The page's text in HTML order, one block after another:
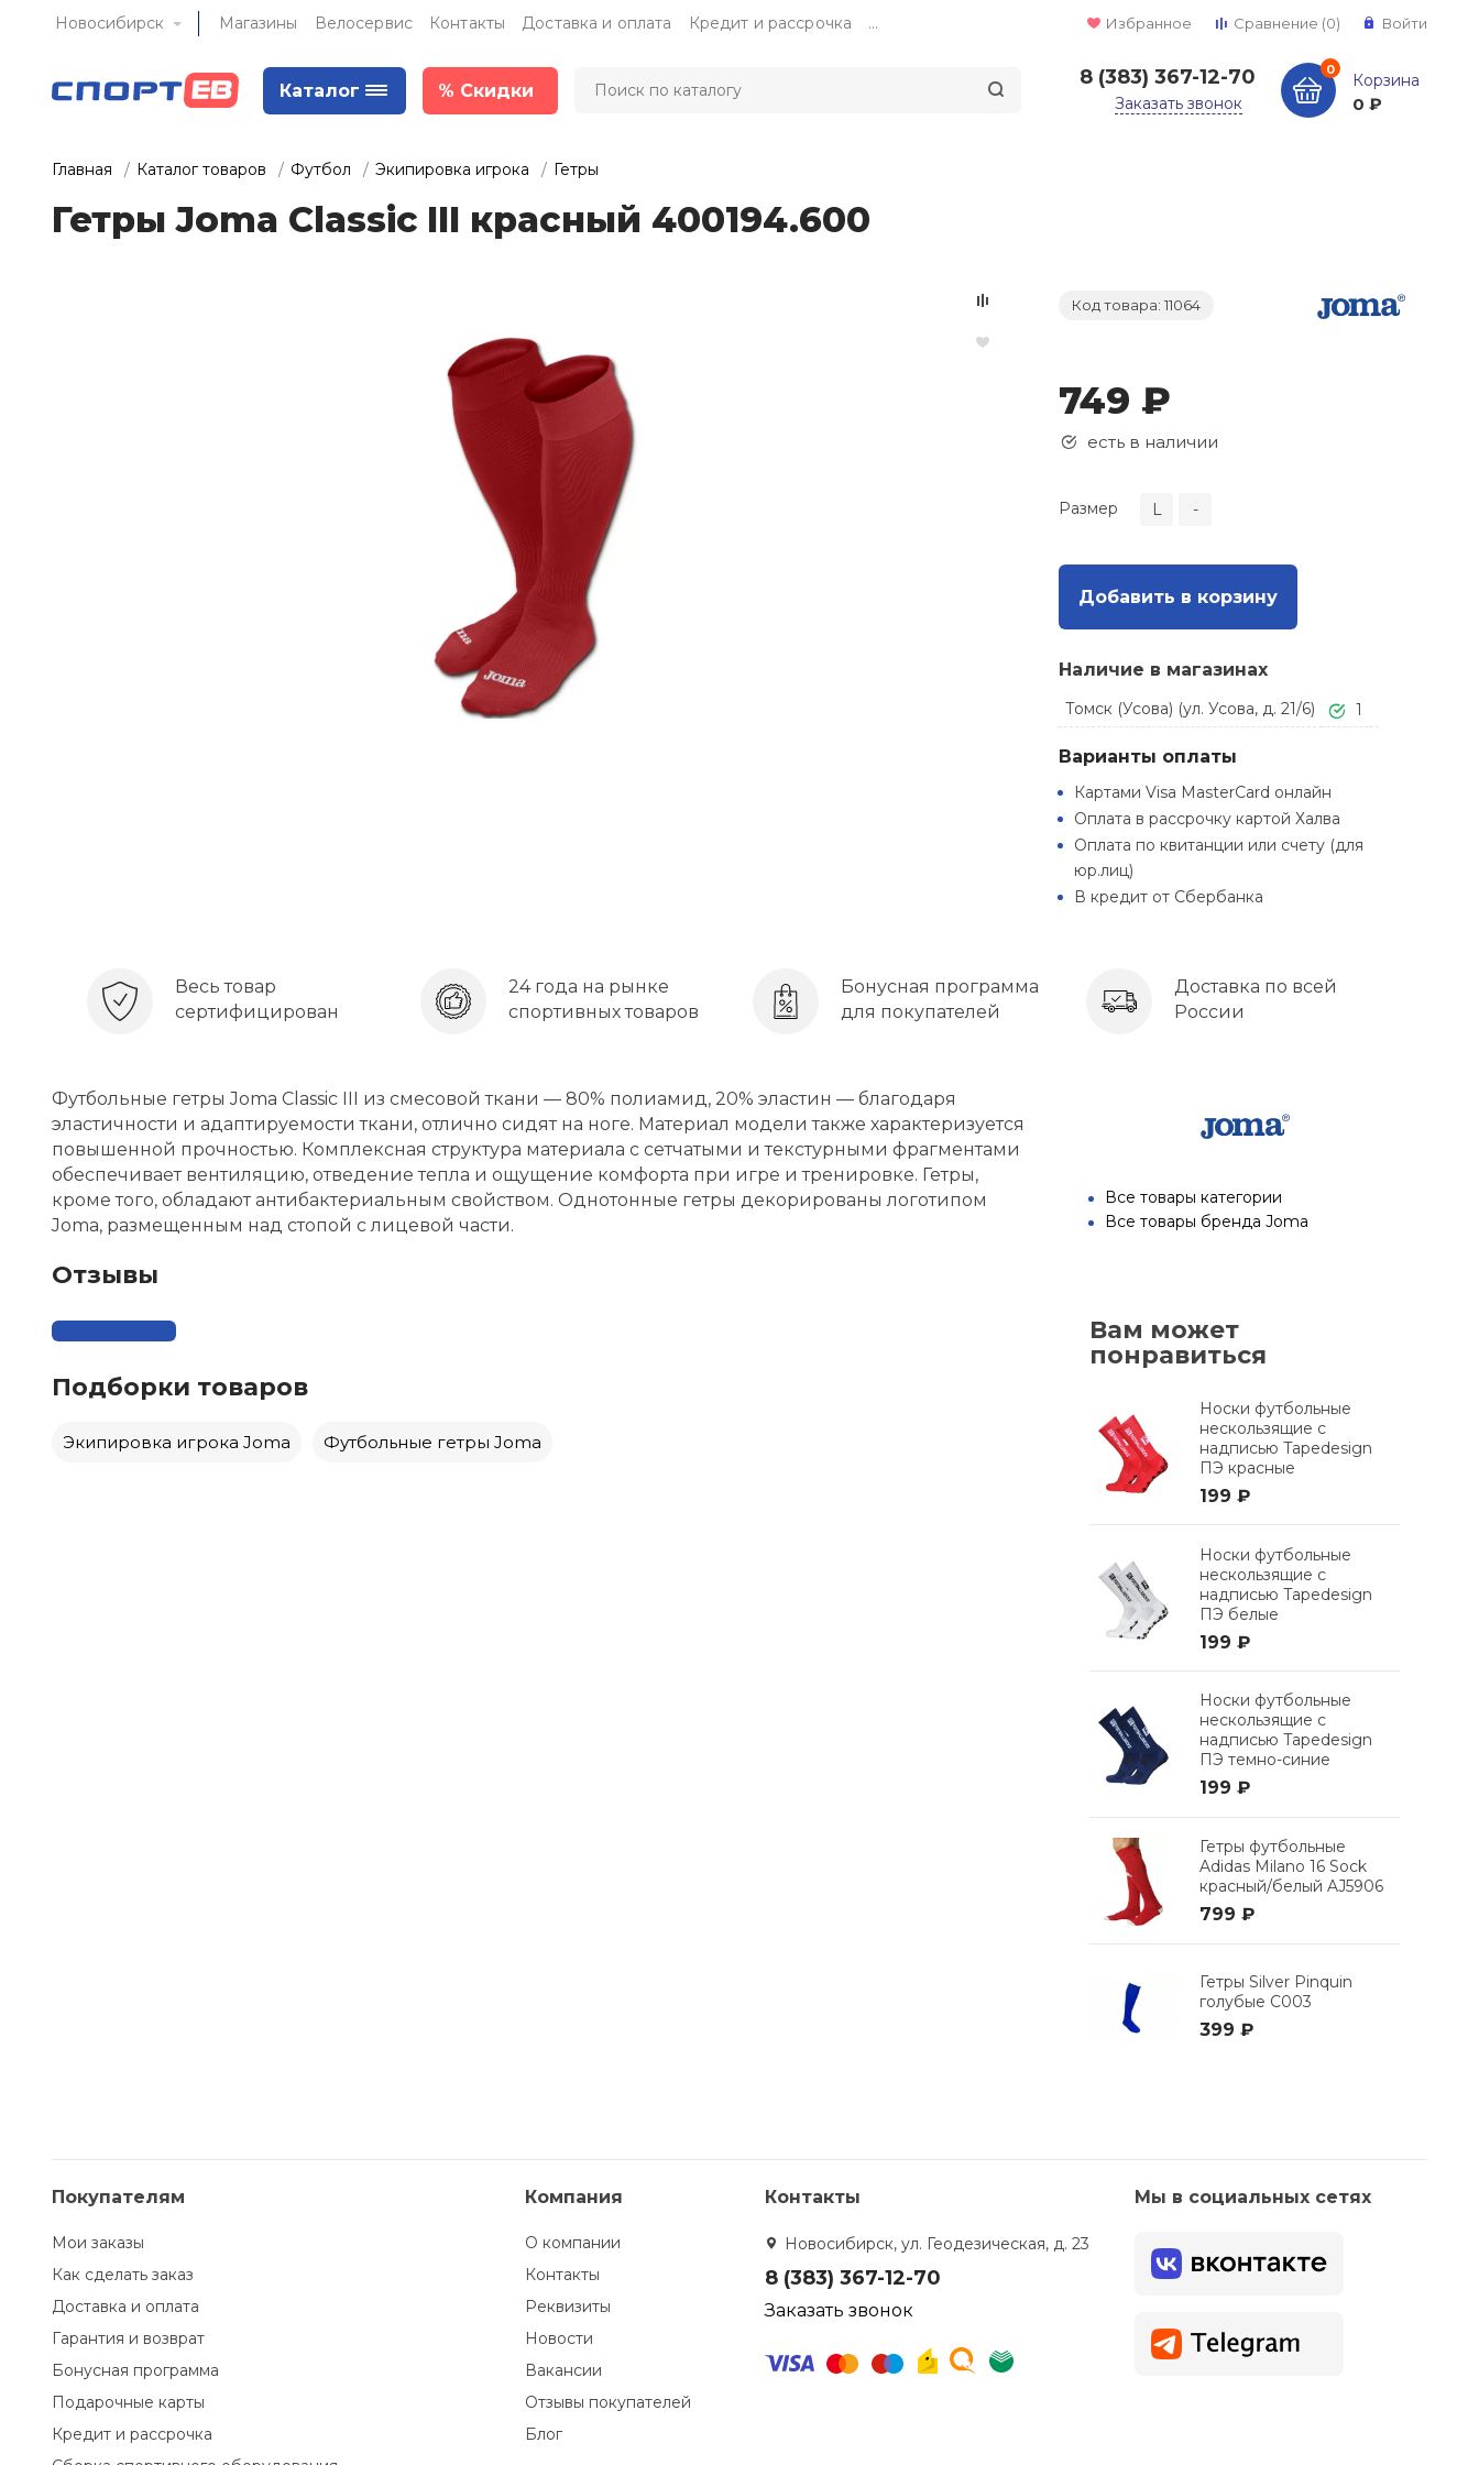
Новосибирск Магазины Велосервис Контакты Доставка и оплата Кредит и рассрочка ... Избранное Сравнение (0) Войти
Каталог % Скидки
8 (383) 367-12-70
Заказать звонок
0
Корзина
0 ₽
Главная Каталог товаров Футбол Экипировка игрока Гетры
Гетры Joma Classic III красный 400194.600
Код товара: 11064
749 ₽
есть в наличии
Размер L -
Добавить в корзину
Наличие в магазинах
Томск (Усова) (ул. Усова, д. 21/6) 1
Варианты оплаты
Картами Visa MasterCard онлайн
Оплата в рассрочку картой Халва
Оплата по квитанции или счету (для
юр.лиц)
В кредит от Сбербанка
Весь товар
сертифицирован
24 года на рынке
спортивных товаров
Бонусная программа
для покупателей
Доставка по всей
России
Футбольные гетры Joma Classic III из смесовой ткани — 80% полиамид, 20% эластин — благодаря
эластичности и адаптируемости ткани, отлично сидят на ноге. Материал модели также характеризуется
повышенной прочностью. Комплексная структура материала с сетчатыми и текстурными фрагментами
обеспечивает вентиляцию, отведение тепла и ощущение комфорта при игре и тренировке. Гетры,
кроме того, обладают антибактериальным свойством. Однотонные гетры декорированы логотипом
Joma, размещенным над стопой с лицевой части.
Отзывы
Подборки товаров
Экипировка игрока Joma Футбольные гетры Joma
Все товары категории
Все товары бренда Joma
Вам может
понравиться
Носки футбольные
нескользящие с
надписью Tapedesign
ПЭ красные
199 ₽
Носки футбольные
нескользящие с
надписью Tapedesign
ПЭ белые
199 ₽
Носки футбольные
нескользящие с
надписью Tapedesign
ПЭ темно-синие
199 ₽
Гетры футбольные
Adidas Milano 16 Sock
красный/белый AJ5906
799 ₽
Гетры Silver Pinquin
голубые C003
399 ₽
Покупателям
Мои заказы
Как сделать заказ
Доставка и оплата
Гарантия и возврат
Бонусная программа
Подарочные карты
Кредит и рассрочка
Компания
О компании
Контакты
Реквизиты
Новости
Вакансии
Отзывы покупателей
Блог
Контакты
Новосибирск, ул. Геодезическая, д. 23
8 (383) 367-12-70
Заказать звонок
Мы в социальных сетях